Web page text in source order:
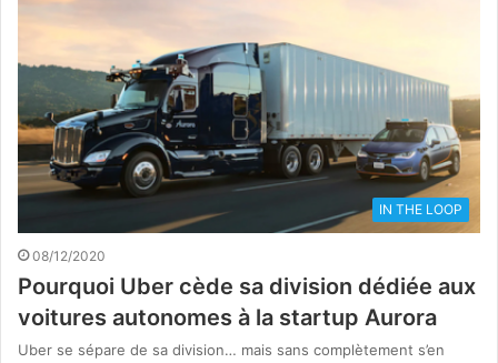
IN THE LOOP
08/12/2020
Pourquoi Uber cède sa division dédiée aux
voitures autonomes à la startup Aurora
Uber se sépare de sa division… mais sans complètement s’en